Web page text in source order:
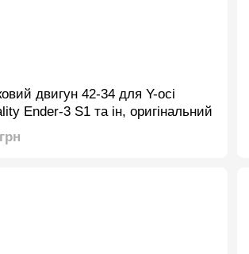
двигун 42-34 для Y-осі
Ender-3 S1 та ін, оригінальний